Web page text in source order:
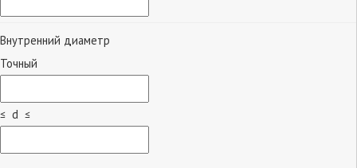
Внутренний диаметр
Точный
≤ d ≤